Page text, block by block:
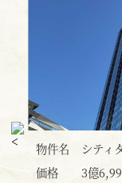
物件名
パーク
格改定